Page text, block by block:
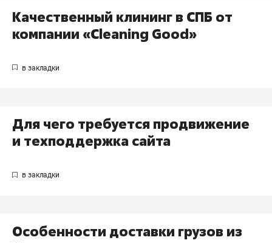
Качественный клининг в СПБ от
компании «Cleaning Good»
Для чего требуется продвижение
и техподдержка сайта
Особенности доставки грузов из